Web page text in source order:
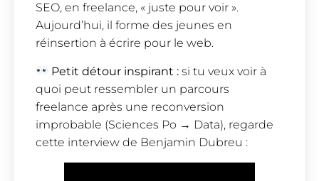
SEO, en freelance, « juste pour voir ».
Aujourd’hui, il forme des jeunes en
réinsertion à écrire pour le web.
Petit détour inspirant : si tu veux voir à
quoi peut ressembler un parcours
freelance après une reconversion
improbable (Sciences Po → Data), regarde
cette interview de Benjamin Dubreu :